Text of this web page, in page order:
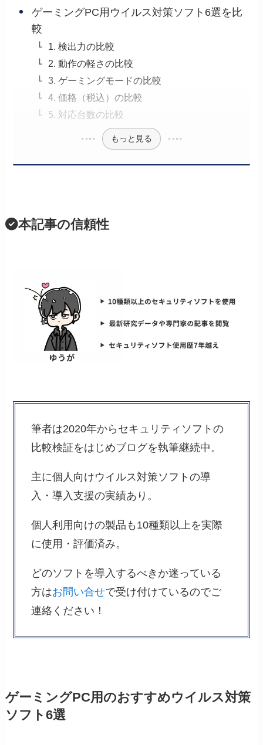
ゲーミングPC用ウイルス対策ソフト6選を比
較
1. 検出力の比較
2. 動作の軽さの比較
3. ゲーミングモードの比較
4. 価格（税込）の比較
5. 対応台数の比較
もっと見る
本記事の信頼性
筆者は2020年からセキュリティソフトの
比較検証をはじめブログを執筆継続中。
主に個人向けウイルス対策ソフトの導
入・導入支援の実績あり。
個人利用向けの製品も10種類以上を実際
に使用・評価済み。
どのソフトを導入するべきか迷っている
方はお問い合せで受け付けているのでご
連絡ください！
ゲーミングPC用のおすすめウイルス対策
ソフト6選